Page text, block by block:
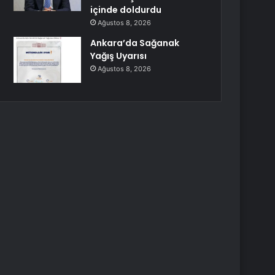
içinde doldurdu
Ağustos 8, 2026
Ankara’da Sağanak
Yağış Uyarısı
Ağustos 8, 2026